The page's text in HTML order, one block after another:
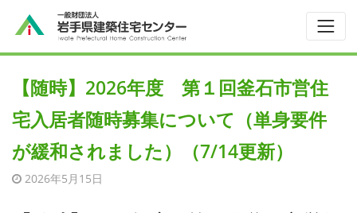
【随時】2026年度 第１回釜石市営住
宅入居者随時募集について（単身要件
が緩和されました）（7/14更新）
2026年5月15日